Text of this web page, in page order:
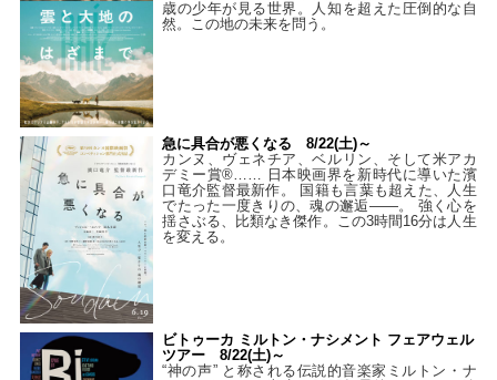
歳の少年が見る世界。人知を超えた圧倒的な自
然。この地の未来を問う。
急に具合が悪くなる 8/22(土)～
カンヌ、ヴェネチア、ベルリン、そして米アカ
デミー賞®…… 日本映画界を新時代に導いた濱
口竜介監督最新作。 国籍も言葉も超えた、人生
でたった一度きりの、魂の邂逅――。 強く心を
揺さぶる、比類なき傑作。この3時間16分は人生
を変える。
ビトゥーカ ミルトン・ナシメント フェアウェル
ツアー 8/22(土)～
“神の声” と称される伝説的音楽家ミルトン・ナ